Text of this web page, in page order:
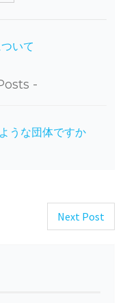
いて
-
うな団体ですか
Next Post